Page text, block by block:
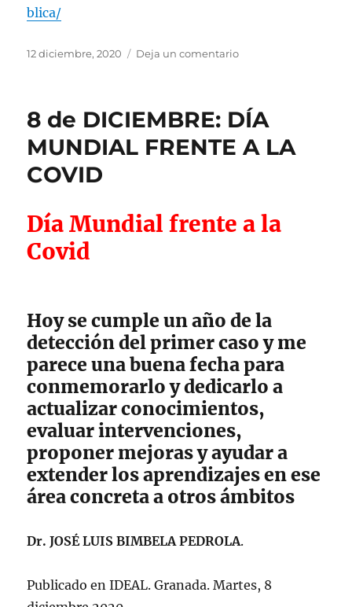
blica/
Publicado
12 diciembre, 2020 Deja un comentarioen
Emes
8 de DICIEMBRE: DÍA
MUNDIAL FRENTE A LA
COVID
Día Mundial frente a la
Covid
Hoy se cumple un año de la
detección del primer caso y me
parece una buena fecha para
conmemorarlo y dedicarlo a
actualizar conocimientos,
evaluar intervenciones,
proponer mejoras y ayudar a
extender los aprendizajes en ese
área concreta a otros ámbitos
Dr. JOSÉ LUIS BIMBELA PEDROLA.
Publicado en IDEAL. Granada. Martes, 8